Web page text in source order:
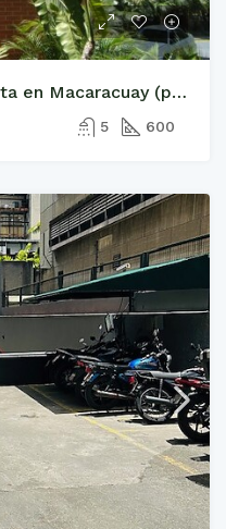
Pent House de lujo en Venta en Macaracuay (parte alta) 600M2
5 600